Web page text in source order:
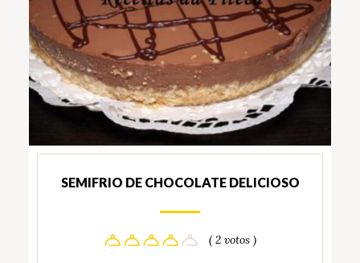
SEMIFRIO DE CHOCOLATE DELICIOSO
( 2 votos )